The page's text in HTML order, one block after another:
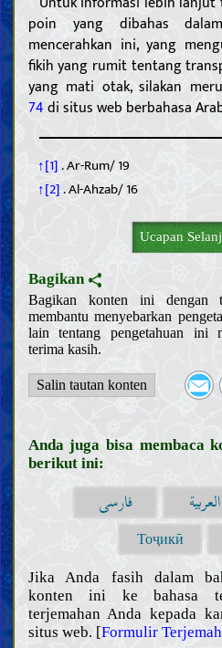
poin yang dibahas
mencerahkan ini, yang
fikih yang rumit tentang
yang mati otak, silakan
74di situs web berbahasa
↑[1]. Ar-Rum/ 19
↑[2]. Al-Ahzab/ 16
Ucapan
Bagikan
Bagikan konten ini dengan
membantu menyebarkan
lain tentang pengetahuan ini
terima kasih.
Salin tautan konten
Anda juga bisa membaca
berikut ini:
فارسی العربية
Тоҷикӣ
Jika Anda fasih dalam
konten ini ke bahasa
terjemahan Anda kepada
situs web. [Formulir
Mansur dan gerakannya
Imam Mahdi
Tanda-tanda kedatangan
Memahami Akhirat
Memahami iman dan kekufuran
Sifat-sifat iman dan kekufuran
Hal-hal terkait agama, mazhab
Do‘a dan teks ziarah
Nasihat dan wejangan
Bersuci dan najis
Janabah, haid, nifas,
Pengobatan dan perawatan
Pakaian dan perhiasan
Wudu, mandi, dan tayamum
Salat
Puasa dan i‘tikaf
Makanan dan minuman
Berburu dan menyembelih
Nazar, janji, dan sumpah
Jihad, pembelaan, dan hijrah
Mengajak kepada
mencegah yang salah
Hudud (hukuman yang
Qisas dan diyat